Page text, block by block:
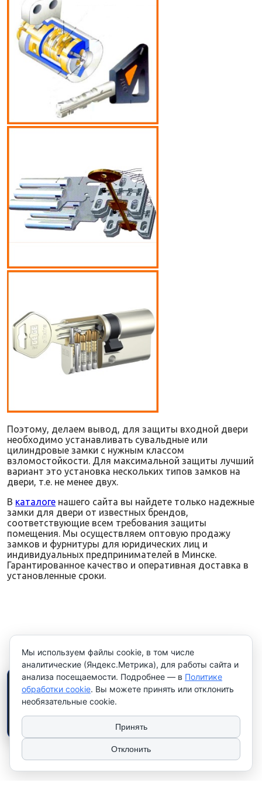
Поэтому, делаем вывод, для защиты входной двери
необходимо устанавливать сувальдные или
цилиндровые замки с нужным классом
взломостойкости. Для максимальной защиты лучший
вариант это установка нескольких типов замков на
двери, т.е. не менее двух.
В каталоге нашего сайта вы найдете только надежные
замки для двери от известных брендов,
соответствующие всем требования защиты
помещения. Мы осуществляем оптовую продажу
замков и фурнитуры для юридических лиц и
индивидуальных предпринимателей в Минске.
Гарантированное качество и оперативная доставка в
установленные сроки.
Мы используем файлы cookie, в том числе
аналитические (Яндекс.Метрика), для работы сайта и
анализа посещаемости. Подробнее — в Политике
обработки cookie. Вы можете принять или отклонить
необязательные cookie.
Принять
Отклонить
×
Работаем только с
юридическими лицами и
индивидуальными
предпринимателями. Цены